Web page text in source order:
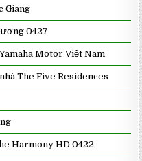
Giang
0427
Motor Việt Nam
The Five Residences
Harmony HD 0422